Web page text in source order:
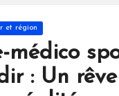
et région
médico
: Un rêve